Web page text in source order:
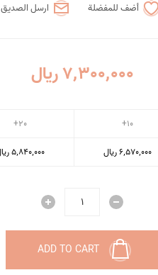
أضف للمفضلة ارسل الصديق
7٬300٬000 ریال
10+
20+
6٬570٬000 ریال 5٬840٬000 ریال
ADD TO CART